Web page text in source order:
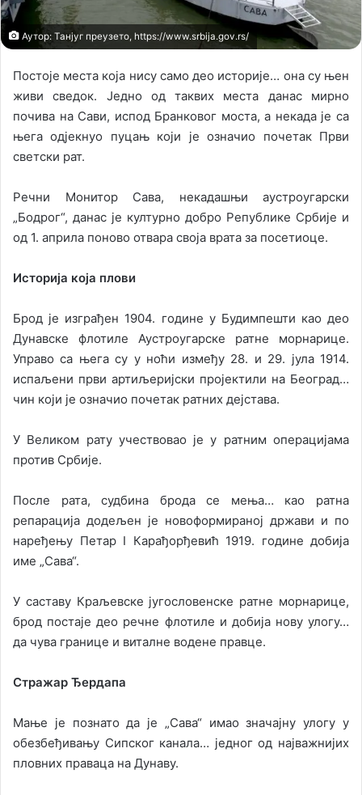
Аутор: Танјуг преузето, https://www.srbija.gov.rs/
Постоје места која нису само део историје… она су њен
живи сведок. Једно од таквих места данас мирно
почива на Сави, испод Бранковог моста, а некада је са
њега одјекнуо пуцањ који је означио почетак Први
светски рат.
Речни Монитор Сава, некадашњи аустроугарски
„Бодрог“, данас је културно добро Републике Србије и
од 1. априла поново отвара своја врата за посетиоце.
Историја која плови
Брод је изграђен 1904. године у Будимпешти као део
Дунавске флотиле Аустроугарске ратне морнарице.
Управо са њега су у ноћи између 28. и 29. јула 1914.
испаљени први артиљеријски пројектили на Београд…
чин који је означио почетак ратних дејстава.
У Великом рату учествовао је у ратним операцијама
против Србије.
После рата, судбина брода се мења… као ратна
репарација додељен је новоформираној држави и по
наређењу Петар I Карађорђевић 1919. године добија
име „Сава“.
У саставу Краљевске југословенске ратне морнарице,
брод постаје део речне флотиле и добија нову улогу…
да чува границе и виталне водене правце.
Стражар Ђердапа
Мање је познато да је „Сава“ имао значајну улогу у
обезбеђивању Сипског канала… једног од најважнијих
пловних праваца на Дунаву.